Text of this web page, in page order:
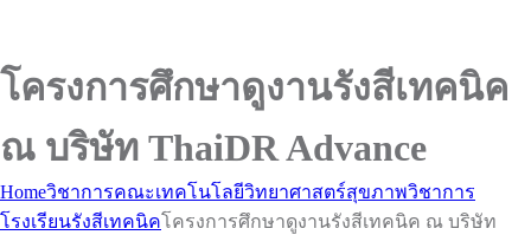
โครงการศึกษาดูงานรังสีเทคนิค
ณ บริษัท ThaiDR Advance
Homeวิชาการคณะเทคโนโลยีวิทยาศาสตร์สุขภาพวิชาการ
โรงเรียนรังสีเทคนิคโครงการศึกษาดูงานรังสีเทคนิค ณ บริษัท